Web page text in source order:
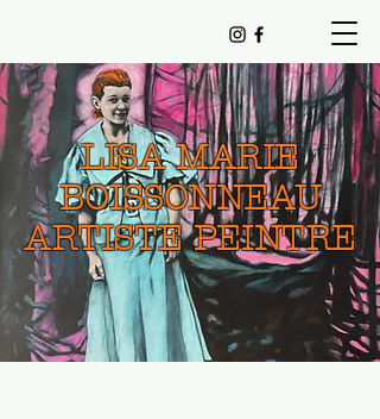
LISA MARIE
BOISSONNEAU
ARTISTE PEINTRE